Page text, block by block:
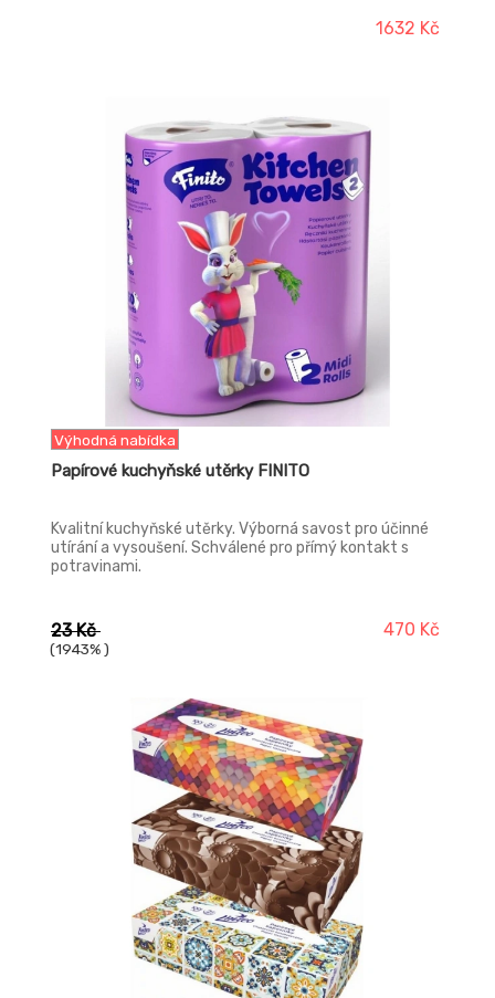
1632 Kč
Výhodná nabídka
Papírové kuchyňské utěrky FINITO
Kvalitní kuchyňské utěrky. Výborná savost pro účinné
utírání a vysoušení. Schválené pro přímý kontakt s
potravinami.
23 Kč
(1943% )
470 Kč